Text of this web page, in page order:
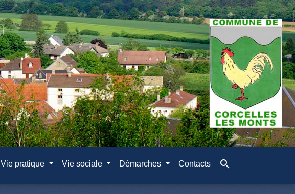
Vie pratique Vie sociale Démarches Contacts search